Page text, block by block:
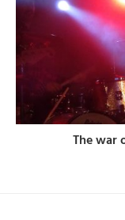
The war